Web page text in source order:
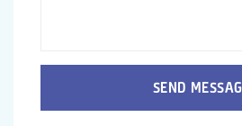
SEND